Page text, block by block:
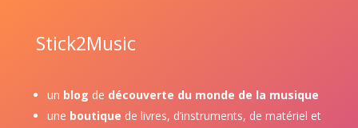
Stick2Music
un blog de découverte du monde de la musique
une boutique de livres, d’instruments, de matériel et